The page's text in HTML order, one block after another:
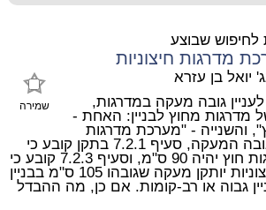
מדרגות חיצוניות
שמירה
יואל בן עזרא
אם נעיין בת"י 1142 לעניין גובה מעקה במדרגות,
מדרגות מחוץ לבניין: האחת -
והשנייה - "מערכת מדרגות
חיצוניות". מבחינת גובה המעקה, סעיף 7.2.1 בתקן קובע כי
גובה המעקה במדרגות חוץ יהיה 90 ס"מ, וסעיף 7.2.3 קובע כי
במערכת מדרגות חיצוניות יותקן מעקה שגובהו 105 ס"מ בבניין
ס"מ בבניין גבוה או רב-קומות. אם כן, מה ההבדל